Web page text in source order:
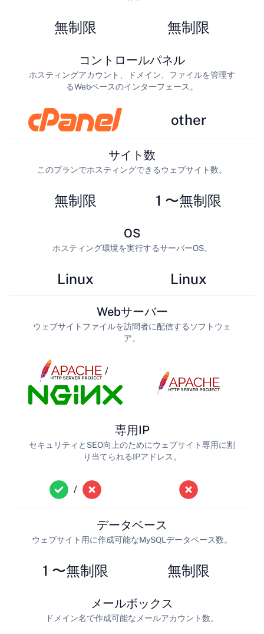
無制限 無制限
コントロールパネル
ホスティングアカウント、ドメイン、ファイルを管理す
るWebベースのインターフェース。
other
無制限
サイト数
このプランでホスティングできるウェブサイト数。
1 〜無制限
Linux
OS
ホスティング環境を実行するサーバーOS。
Linux
/
Webサーバー
ウェブサイトファイルを訪問者に配信するソフトウェ
ア。
/
専用IP
セキュリティとSEO向上のためにウェブサイト専用に割
り当てられるIPアドレス。
1 〜無制限
データベース
ウェブサイト用に作成可能なMySQLデータベース数。
無制限
メールボックス
ドメイン名で作成可能なメールアカウント数。